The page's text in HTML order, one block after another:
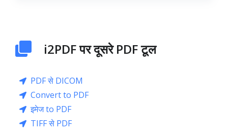
i2PDF पर दूसरे PDF टूल
PDF से DICOM
Convert to PDF
इमेज to PDF
TIFF से PDF